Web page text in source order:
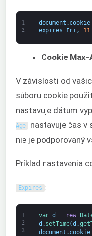
1
2
document . cookie
expires=Fri, 11
Cookie Max-
V závislosti od
súboru cookie
nastavuje dátum
Age nastavuje čas v
nie je podporovaný
Príklad nastavenia
Expires :
1
2
3
var d = new
d . setTime(d .
document . cookie